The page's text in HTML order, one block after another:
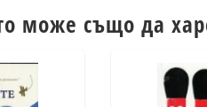
може също да